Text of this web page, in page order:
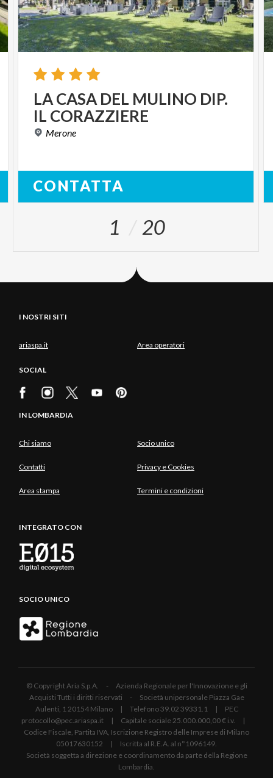
LACASA DEL MULINO DIP.
IL CORAZZIERE
Merone
CONTATTA
1 20
I NOSTRI SITI
ariaspa.it Area operatori
SOCIAL
IN LOMBARDIA
Chi siamo Socio unico
Contatti Privacy e Cookies
Area stampa Termini e condizioni
INTEGRATO CON
SOCIO UNICO
© Copyright Aria S.p.A. - Azienda Regionale per l'Innovazione e gli
Acquisti Tutti i diritti riservati - Società unipersonale Piazza Gae
Aulenti, 1 20154 Milano | Telefono 39.02 39331.1 | PEC
protocollo@pec.ariaspa.it | Capitale sociale 25.000.000,00 € i.v. |
Codice Fiscale, Partita IVA, Iscrizione Registro delle Imprese di Milano
05017630152 | Iscritta al R.E.A. al n°1096149.
Società soggetta a direzione e coordinamento da parte della Regione
Lombardia.